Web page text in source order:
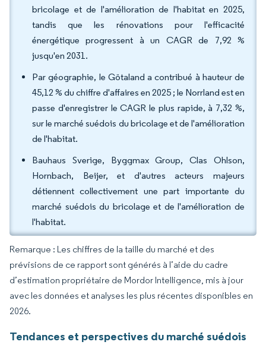
bricolage et de l'amélioration de l'habitat en 2025,
tandis que les rénovations pour l'efficacité
énergétique progressent à un CAGR de 7,92 %
jusqu'en 2031.
Par géographie, le Götaland a contribué à hauteur de
45,12 % du chiffre d'affaires en 2025 ; le Norrland est en
passe d'enregistrer le CAGR le plus rapide, à 7,32 %,
sur le marché suédois du bricolage et de l'amélioration
de l'habitat.
Bauhaus Sverige, Byggmax Group, Clas Ohlson,
Hornbach, Beijer, et d'autres acteurs majeurs
détiennent collectivement une part importante du
marché suédois du bricolage et de l'amélioration de
l'habitat.
Remarque : Les chiffres de la taille du marché et des
prévisions de ce rapport sont générés à l’aide du cadre
d’estimation propriétaire de Mordor Intelligence, mis à jour
avec les données et analyses les plus récentes disponibles en
2026.
Tendances et perspectives du marché suédois